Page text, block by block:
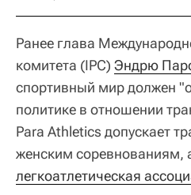
Ранее глава
комитета (IPC) Эндрю
спортивный мир должен
политике в отношении
Para Athletics допускает
женским соревнованиям,
легкоатлетическая